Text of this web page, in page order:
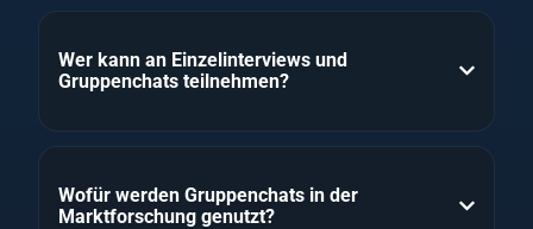
Wer kann an Einzelinterviews und
Gruppenchats teilnehmen?
Wofür werden Gruppenchats in der
Marktforschung genutzt?